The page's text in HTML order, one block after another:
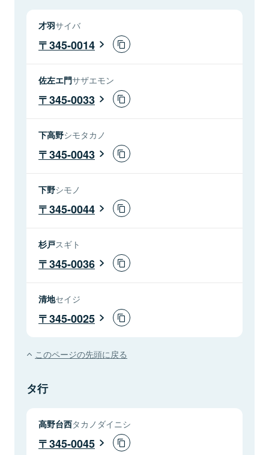
才羽サイバ
345-0014
佐左エ門サザエモン
345-0033
下高野シモタカノ
345-0043
下野シモノ
345-0044
杉戸スギト
345-0036
清地セイジ
345-0025
このページの先頭に戻る
タ行
高野台西タカノダイニシ
345-0045